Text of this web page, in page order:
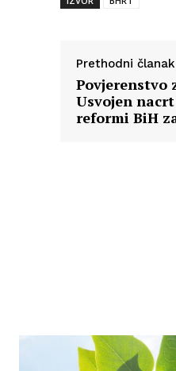
Prethodni članak
Povjerenstvo
Usvojen
reformi BiH